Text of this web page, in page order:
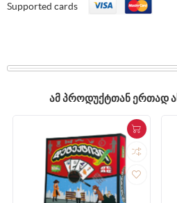
Supported cards
ᲐᲛ ᲞᲠᲝᲓᲣᲥᲢᲗᲐᲜ ᲔᲠᲗᲐᲓ